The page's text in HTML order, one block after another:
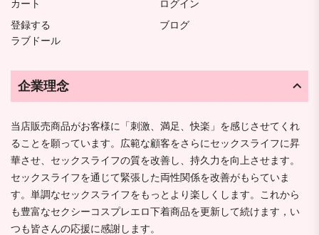
カート
ログイン
登録する
ブログ
ラブドール
企業理念
当店販売商品がお客様に「刺激、満足、快楽」を感じさせてくれ
ることを願っています。広範な顧客をさらにセックスライフに昇
華させ、セックスライフの質を改善し、持久力を向上させます。
セックスライフを通じて緊張した両性関係を改善がもらていま
す。単調なセックスライフをもっとより楽しくします。これから
も豊富なセクシーコスプレエロ下着商品を更新して続けます，い
つも皆さんの応援に感謝します。